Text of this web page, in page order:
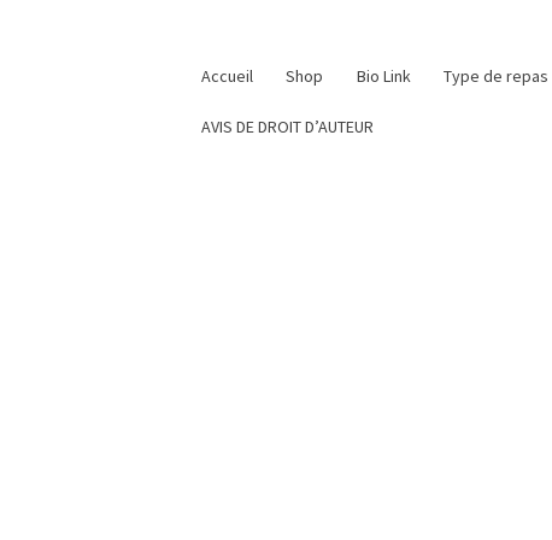
Accueil Shop Bio Link Type de repas
AVIS DE DROIT D’AUTEUR